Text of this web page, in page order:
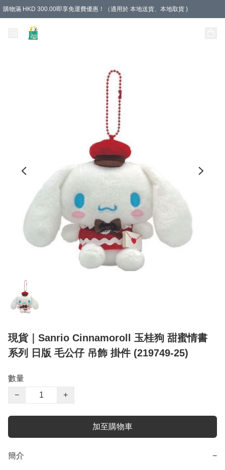
購物滿 HKD 300.00即享免運費優惠！（適用於 本地送貨、本地取貨 )
現貨｜Sanrio Cinnamoroll 玉桂狗 甜蜜情書
系列 日版 毛公仔 吊飾 掛件 (219749-25)
數量
−
+
加至購物車
簡介 −